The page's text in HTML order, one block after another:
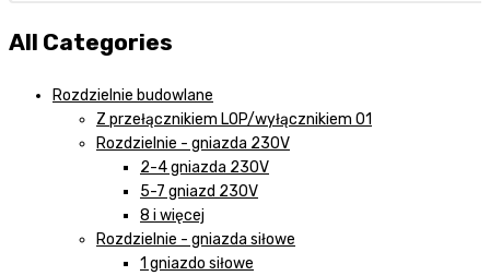
All Categories
Rozdzielnie budowlane
Z przełącznikiem LOP/wyłącznikiem 01
Rozdzielnie - gniazda 230V
2-4 gniazda 230V
5-7 gniazd 230V
8 i więcej
Rozdzielnie - gniazda siłowe
1 gniazdo siłowe